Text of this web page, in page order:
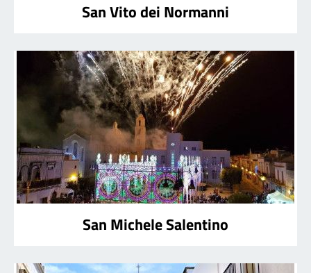
San Vito dei Normanni
San Michele Salentino